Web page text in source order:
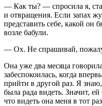
— Как ты? — спросила я,
и отвращения. Если запах
представить себе, какой он
возле бабули.
— Ох. Не спрашивай,
Она уже два месяца
забеспокоилась, когда
прийти в другой раз. Я
была рада видеть. Значит,
что видеть она меня в тот